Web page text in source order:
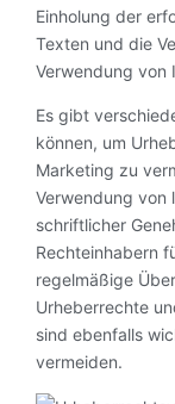
Einholung der
Texten und die
Verwendung von
Es gibt
können, um
Marketing zu
Verwendung von
schriftlicher
Rechteinhabern
regelmäßige
Urheberrechte
sind ebenfalls
vermeiden.